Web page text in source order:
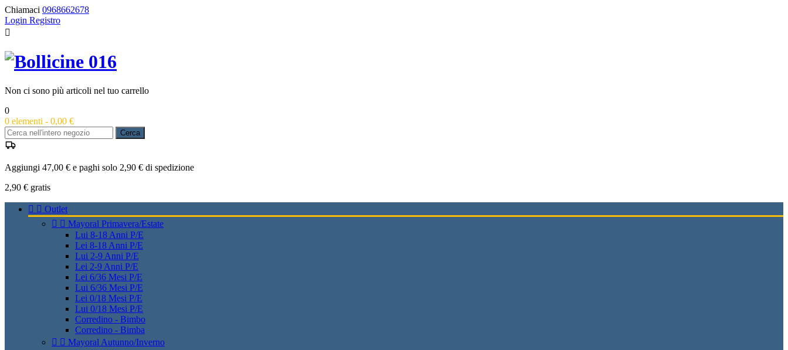
Chiamaci 0968662678
Login Registro

Non ci sono più articoli nel tuo carrello
0
0 elementi - 0,00 €
Cerca
Aggiungi 47,00 € e paghi solo 2,90 € di spedizione
2,90 € gratis
  Outlet
  Mayoral Primavera/Estate
Lui 8-18 Anni P/E
Lei 8-18 Anni P/E
Lui 2-9 Anni P/E
Lei 2-9 Anni P/E
Lei 6/36 Mesi P/E
Lui 6/36 Mesi P/E
Lei 0/18 Mesi P/E
Lui 0/18 Mesi P/E
Corredino - Bimbo
Corredino - Bimba
  Mayoral Autunno/Inverno